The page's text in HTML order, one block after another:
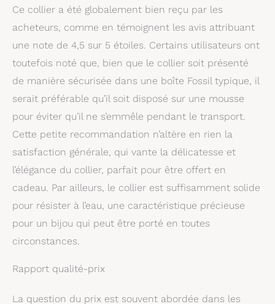
Ce collier a été globalement bien reçu par les
acheteurs, comme en témoignent les avis attribuant
une note de 4,5 sur 5 étoiles. Certains utilisateurs ont
toutefois noté que, bien que le collier soit présenté
de manière sécurisée dans une boîte Fossil typique, il
serait préférable qu’il soit disposé sur une mousse
pour éviter qu’il ne s’emmêle pendant le transport.
Cette petite recommandation n’altère en rien la
satisfaction générale, qui vante la délicatesse et
l’élégance du collier, parfait pour être offert en
cadeau. Par ailleurs, le collier est suffisamment solide
pour résister à l’eau, une caractéristique précieuse
pour un bijou qui peut être porté en toutes
circonstances.
Rapport qualité-prix
La question du prix est souvent abordée dans les